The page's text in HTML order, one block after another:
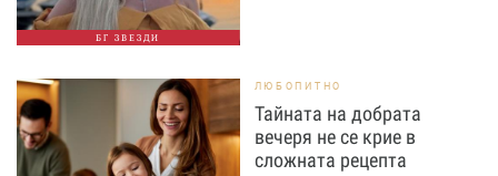
БГ ЗВЕЗДИ
ЛЮБОПИТНО
Тайната на добрата
вечеря не се крие в
сложната рецепта